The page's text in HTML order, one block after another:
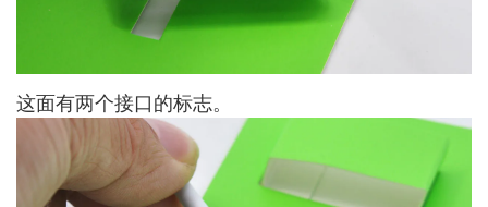
这面有两个接口的标志。